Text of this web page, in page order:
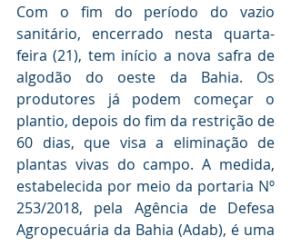
Com o fim do período do vazio
sanitário, encerrado nesta quarta-
feira (21), tem início a nova safra de
algodão do oeste da Bahia. Os
produtores já podem começar o
plantio, depois do fim da restrição de
60 dias, que visa a eliminação de
plantas vivas do campo. A medida,
estabelecida por meio da portaria Nº
253/2018, pela Agência de Defesa
Agropecuária da Bahia (Adab), é uma